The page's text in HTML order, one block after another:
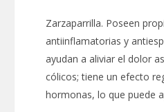
Zarzaparrilla. Poseen
antiinflamatorias y
ayudan a aliviar el dolor
cólicos; tiene un efecto
hormonas, lo que puede